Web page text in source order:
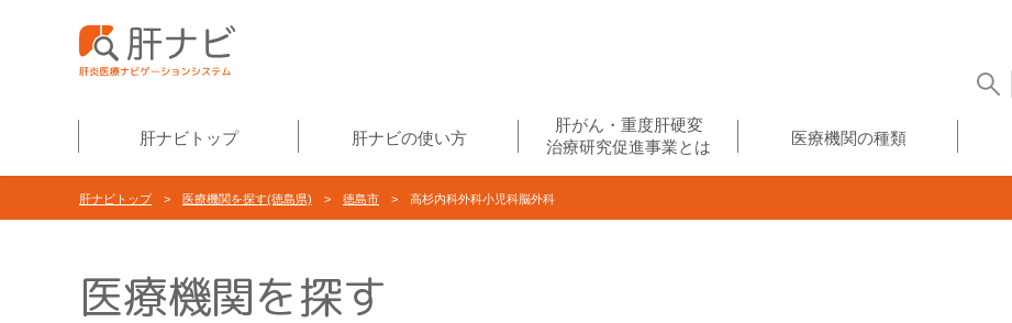
肝ナビトップ 肝ナビの使い方
肝がん・重度肝硬変
治療研究促進事業とは
医療機関の種類
肝ナビトップ> 医療機関を探す(徳島県) > 徳島市 > 高杉内科外科小児科脳外科
医療機関を探す